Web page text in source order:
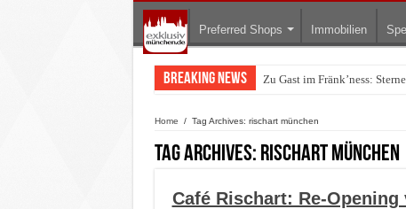
Preferred Shops Immobilien
Breaking News Zu Gast im Fränk’ness:
Warum München gerade
Home / Tag Archives: rischart münchen
Tag Archives: rischart münchen
Café Rischart: Re-